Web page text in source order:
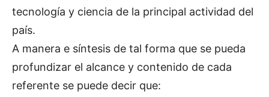
tecnología y ciencia de la principal actividad del
país.
A manera e síntesis de tal forma que se pueda
profundizar el alcance y contenido de cada
referente se puede decir que: